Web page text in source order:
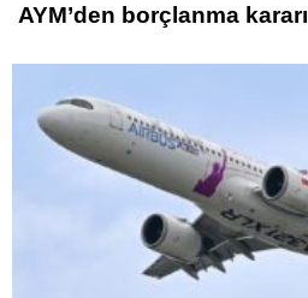
AYM’den borçlanma kararı